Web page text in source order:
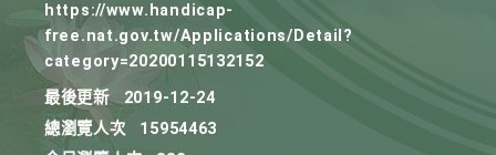
https://www.handicap-
free.nat.gov.tw/Applications/Detail?
category=20200115132152
最後更新
2019-12-24
總瀏覽人次
15954463